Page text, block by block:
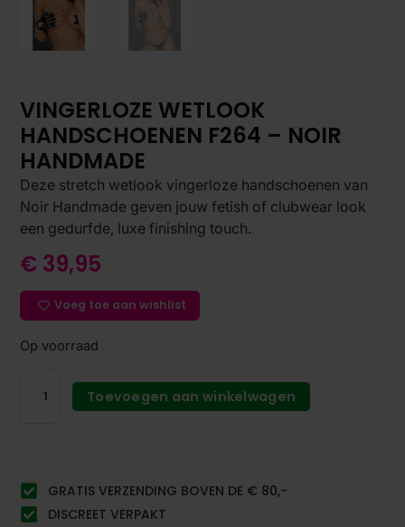
VINGERLOZE WETLOOK
HANDSCHOENEN F264 – NOIR
HANDMADE
Deze stretch wetlook vingerloze handschoenen van
Noir Handmade geven jouw fetish of clubwear look
een gedurfde, luxe finishing touch.
€ 39,95
Voeg toe aan wishlist
Op voorraad
Toevoegen aan winkelwagen
GRATIS VERZENDING BOVEN DE € 80,-
DISCREET VERPAKT